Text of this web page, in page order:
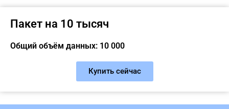
Пакет на 10 тысяч
Общий объём данных: 10 000
Купить сейчас